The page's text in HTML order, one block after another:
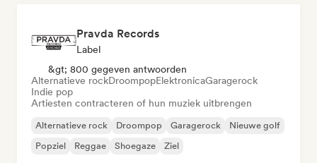
Pravda Records
Label
&gt; 800 gegeven antwoorden
Alternatieve rockDroompopElektronicaGaragerock
Indie pop
Artiesten contracteren of hun muziek uitbrengen
Alternatieve rock Droompop Garagerock
Nieuwe golf
Popziel
Reggae Shoegaze Ziel